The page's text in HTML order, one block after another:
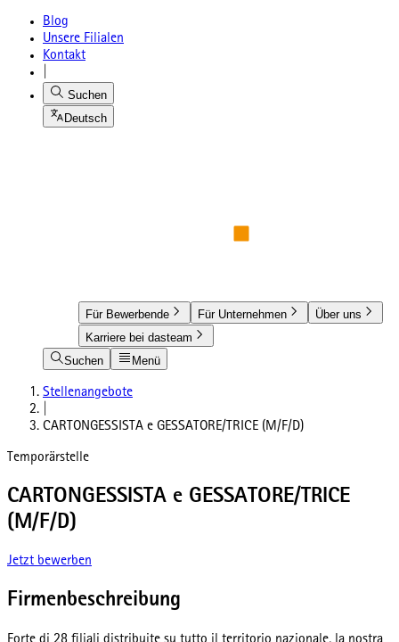
Blog
Unsere Filialen
Kontakt
Suchen
Deutsch
Für Bewerbende Für Unternehmen
Über uns
Karriere bei dasteam
Suchen
Menü
Stellenangebote
CARTONGESSISTA e GESSATORE/TRICE (M/F/D)
Temporärstelle
CARTONGESSISTA e GESSATORE/TRICE
(M/F/D)
Jetzt bewerben
Firmenbeschreibung